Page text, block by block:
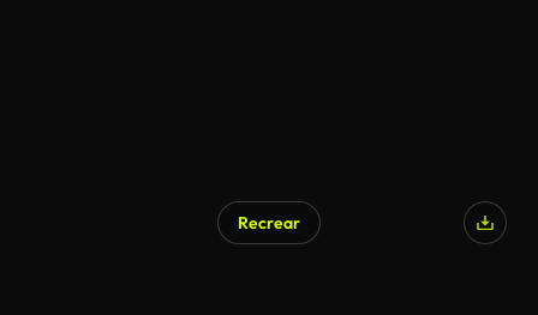
Recrear